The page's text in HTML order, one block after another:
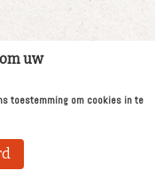
uw
toestemming om cookies in te